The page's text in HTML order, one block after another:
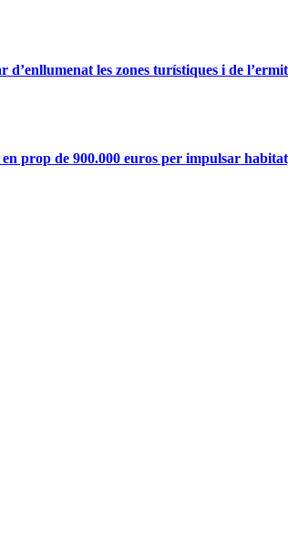
les zones turístiques i de
prop de 900.000 euros per impulsar